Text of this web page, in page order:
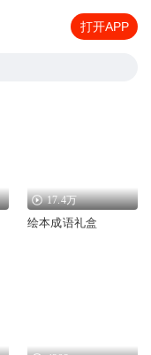
打开APP
17.4万
绘本成语礼盒